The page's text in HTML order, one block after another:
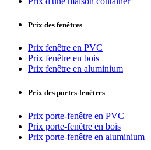
Prix des fenêtres
Prix fenêtre en PVC
Prix fenêtre en bois
Prix fenêtre en aluminium
Prix des portes-fenêtres
Prix porte-fenêtre en PVC
Prix porte-fenêtre en bois
Prix porte-fenêtre en aluminium